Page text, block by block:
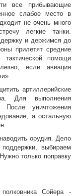
все прибывающие
слабое место в
не очень много
легкие танки.
и держимся до
прилетят средние
помощи
если авиация
артиллерийские
Для выполнения
После уничтожения
а остальную
орудия. Дело
выбираем
только поправку
Сойера -